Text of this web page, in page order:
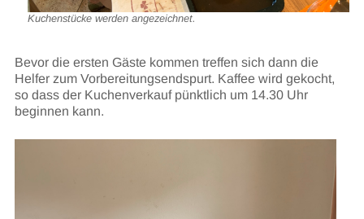
Kuchenstücke werden angezeichnet.
Bevor die ersten Gäste kommen treffen sich dann die
Helfer zum Vorbereitungsendspurt. Kaffee wird gekocht,
so dass der Kuchenverkauf pünktlich um 14.30 Uhr
beginnen kann.